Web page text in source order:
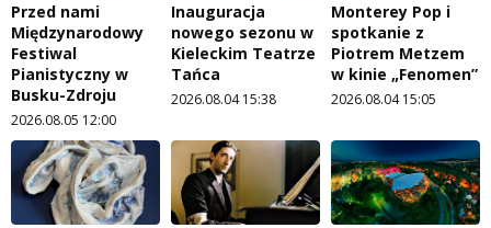
Przed nami
Międzynarodowy
Festiwal
Pianistyczny w
Busku-Zdroju
2026.08.05 12:00
Inauguracja
nowego sezonu w
Kieleckim Teatrze
Tańca
2026.08.04 15:38
Monterey Pop i
spotkanie z
Piotrem Metzem
w kinie „Fenomen”
2026.08.04 15:05